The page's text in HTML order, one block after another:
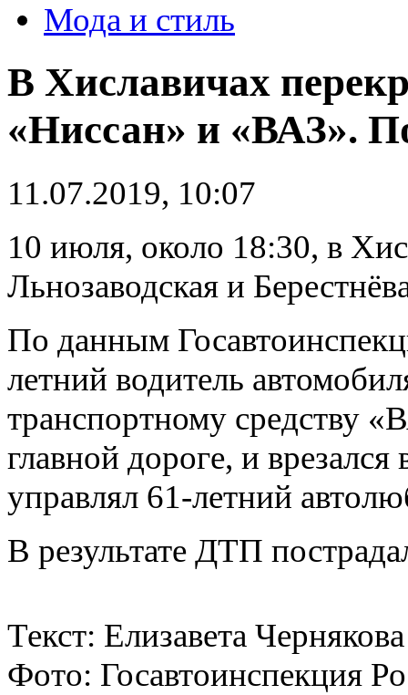
Мода и стиль
В Хиславичах
«Ниссан» и «ВАЗ».
11.07.2019, 10:07
10 июля, около 18:30, в
Льнозаводская и
По данным
летний водитель
транспортному средству
главной дороге, и
управлял 61-летний
В результате ДТП
Текст: Елизавета Чернякова
Фото: Госавтоинспекция